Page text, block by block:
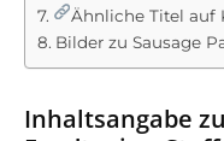
Ähnliche Titel auf
Bilder zu Sausage
Inhaltsangabe